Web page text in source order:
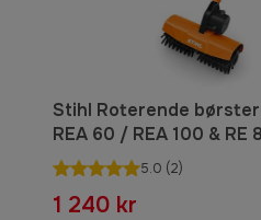
Stihl Roterende
REA 60 / REA 100 & RE
PLUS
5.0 (2)
1 240 kr